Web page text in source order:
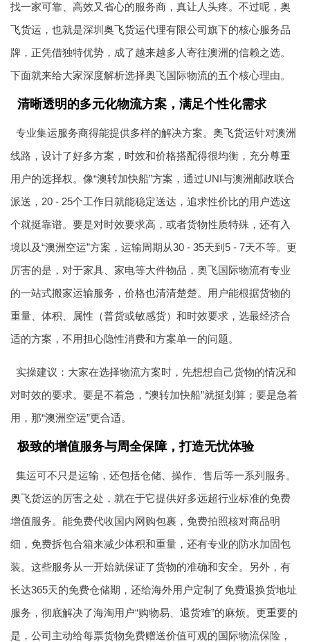
找一家可靠、高效又省心的服务商，真让人头疼。不过呢， 奥
飞货运 ，也就是深圳 奥飞货运代理有限公司旗下的核心服务品
牌，正凭借独特优势，成了越来越多人寄往澳洲的信赖之选。
下面就来给大家深度解析选择奥飞国际物流的五个核心理由。
清晰透明的多元化物流方案，满足个性化需求
专业集运服务商得能提供多样的解决方案。 奥飞货运针对澳洲
线路，设计了好多方案，时效和价格搭配得很均衡，充分尊重
用户的选择权。像“澳转加快船”方案，通过UNI与澳洲邮政联合
派送，20 - 25个工作日就能稳定送达，追求性价比的用户选这
个就挺靠谱。要是对时效要求高，或者货物性质特殊，还有入
境以及“澳洲空运”方案，运输周期从30 - 35天到5 - 7天不等。更
厉害的是，对于家具、家电等大件物品，奥飞国际物流有专业
的一站式搬家运输服务，价格也清清楚楚。用户能根据货物的
重量、体积、属性（普货或敏感货）和时效要求，选最经济合
适的方案，不用担心隐性消费和方案单一的问题。
实操建议：大家在选择物流方案时，先想想自己货物的情况和
对时效的要求。要是不着急，“澳转加快船”就挺划算；要是急着
用，那“澳洲空运”更合适。
极致的增值服务与周全保障，打造无忧体验
集运可不只是运输，还包括仓储、操作、售后等一系列服务。
奥飞货运的厉害之处，就在于它提供好多远超行业标准的免费
增值服务。能免费代收国内网购包裹，免费拍照核对商品明
细，免费拆包合箱来减少体积和重量，还有专业的防水加固包
装。这些服务从一开始就保证了货物的准确和安全。另外，有
长达365天的免费仓储期，还给海外用户定制了免费退换货地址
服务，彻底解决了海淘用户“购物易、退货难”的麻烦。更重要的
是，公司主动给每票货物免费赠送价值可观的国际物流保险，